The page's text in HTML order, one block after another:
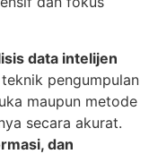
data intelijen
pengumpulan
maupun metode
secara akurat.
dan